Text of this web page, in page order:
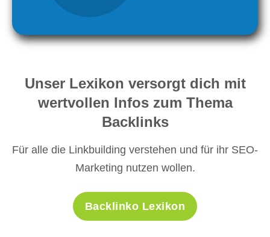
Unser Lexikon versorgt dich mit
wertvollen Infos zum Thema
Backlinks
Für alle die Linkbuilding verstehen und für ihr SEO-
Marketing nutzen wollen.
Backlinko Lexikon